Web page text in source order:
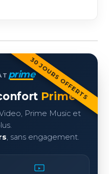
30 JOURS OFFERTS
prime
Prime
Prime Music et
, sans engagement.